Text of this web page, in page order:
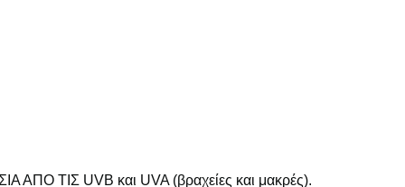
ΑΠΟ ΤΙΣ UVB και UVA (βραχείες και μακρές).